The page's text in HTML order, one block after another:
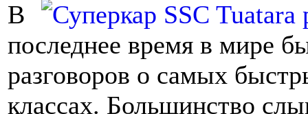
В
последнее время в мире
разговоров о самых
классах. Большинство